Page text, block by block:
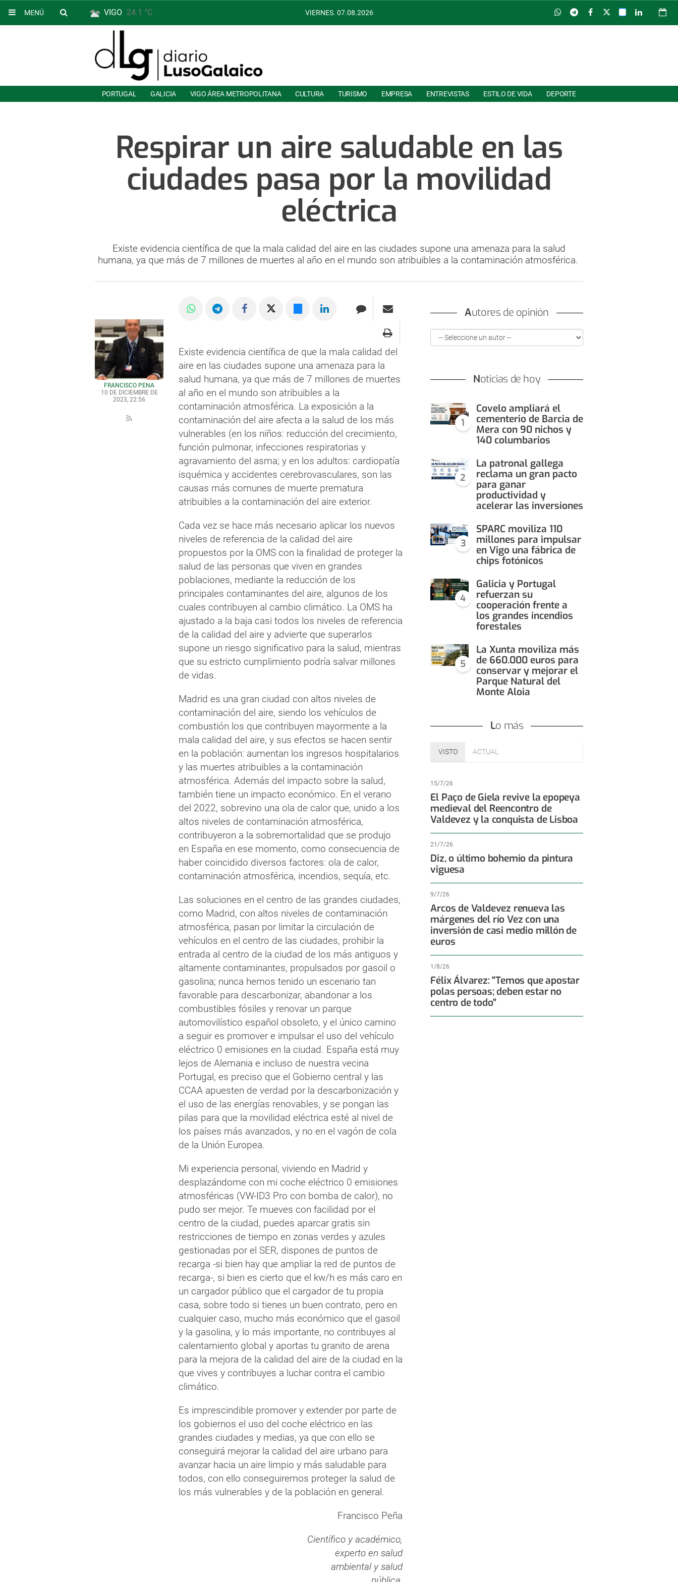
MENÚ VIGO 24.1 °C VIERNES. 07.08.2026
PORTUGAL GALICIA VIGO ÁREA METROPOLITANA CULTURA TURISMO EMPRESA ENTREVISTAS ESTILO DE VIDA DEPORTE
Respirar un aire saludable en las
ciudades pasa por la movilidad
eléctrica
Existe evidencia científica de que la mala calidad del aire en las ciudades supone una amenaza para la salud
humana, ya que más de 7 millones de muertes al año en el mundo son atribuibles a la contaminación atmosférica.
FRANCISCO PEÑA
10 DE DICIEMBRE DE
2023, 22:56
Existe evidencia científica de que la mala calidad del
aire en las ciudades supone una amenaza para la
salud humana, ya que más de 7 millones de muertes
al año en el mundo son atribuibles a la
contaminación atmosférica. La exposición a la
contaminación del aire afecta a la salud de los más
vulnerables (en los niños: reducción del crecimiento,
función pulmonar, infecciones respiratorias y
agravamiento del asma; y en los adultos: cardiopatía
isquémica y accidentes cerebrovasculares, son las
causas más comunes de muerte prematura
atribuibles a la contaminación del aire exterior.
Cada vez se hace más necesario aplicar los nuevos
niveles de referencia de la calidad del aire
propuestos por la OMS con la finalidad de proteger la
salud de las personas que viven en grandes
poblaciones, mediante la reducción de los
principales contaminantes del aire, algunos de los
cuales contribuyen al cambio climático. La OMS ha
ajustado a la baja casi todos los niveles de referencia
de la calidad del aire y advierte que superarlos
supone un riesgo significativo para la salud, mientras
que su estricto cumplimiento podría salvar millones
de vidas.
Madrid es una gran ciudad con altos niveles de
contaminación del aire, siendo los vehículos de
combustión los que contribuyen mayormente a la
mala calidad del aire, y sus efectos se hacen sentir
en la población: aumentan los ingresos hospitalarios
y las muertes atribuibles a la contaminación
atmosférica. Además del impacto sobre la salud,
también tiene un impacto económico. En el verano
del 2022, sobrevino una ola de calor que, unido a los
altos niveles de contaminación atmosférica,
contribuyeron a la sobremortalidad que se produjo
en España en ese momento, como consecuencia de
haber coincidido diversos factores: ola de calor,
contaminación atmosférica, incendios, sequía, etc.
Las soluciones en el centro de las grandes ciudades,
como Madrid, con altos niveles de contaminación
atmosférica, pasan por limitar la circulación de
vehículos en el centro de las ciudades, prohibir la
entrada al centro de la ciudad de los más antiguos y
altamente contaminantes, propulsados por gasoil o
gasolina; nunca hemos tenido un escenario tan
favorable para descarbonizar, abandonar a los
combustibles fósiles y renovar un parque
automovilístico español obsoleto, y el único camino
a seguir es promover e impulsar el uso del vehículo
eléctrico 0 emisiones en la ciudad. España está muy
lejos de Alemania e incluso de nuestra vecina
Portugal, es preciso que el Gobierno central y las
CCAA apuesten de verdad por la descarbonización y
el uso de las energías renovables, y se pongan las
pilas para que la movilidad eléctrica esté al nivel de
los países más avanzados, y no en el vagón de cola
de la Unión Europea.
Mi experiencia personal, viviendo en Madrid y
desplazándome con mi coche eléctrico 0 emisiones
atmosféricas (VW-ID3 Pro con bomba de calor), no
pudo ser mejor. Te mueves con facilidad por el
centro de la ciudad, puedes aparcar gratis sin
restricciones de tiempo en zonas verdes y azules
gestionadas por el SER, dispones de puntos de
recarga -si bien hay que ampliar la red de puntos de
recarga-, si bien es cierto que el kw/h es más caro en
un cargador público que el cargador de tu propia
casa, sobre todo si tienes un buen contrato, pero en
cualquier caso, mucho más económico que el gasoil
y la gasolina, y lo más importante, no contribuyes al
calentamiento global y aportas tu granito de arena
para la mejora de la calidad del aire de la ciudad en la
que vives y contribuyes a luchar contra el cambio
climático.
Es imprescindible promover y extender por parte de
los gobiernos el uso del coche eléctrico en las
grandes ciudades y medias, ya que con ello se
conseguirá mejorar la calidad del aire urbano para
avanzar hacia un aire limpio y más saludable para
todos, con ello conseguiremos proteger la salud de
los más vulnerables y de la población en general.
Francisco Peña
Científico y académico,
experto en salud
ambiental y salud
Autores de opinión
Noticias de hoy
1
Covelo ampliará el
cementerio de Barcia de
Mera con 90 nichos y
140 columbarios
2
La patronal gallega
reclama un gran pacto
para ganar
productividad y
acelerar las inversiones
3
SPARC moviliza 110
millones para impulsar
en Vigo una fábrica de
chips fotónicos
4
Galicia y Portugal
refuerzan su
cooperación frente a
los grandes incendios
forestales
5
La Xunta moviliza más
de 660.000 euros para
conservar y mejorar el
Parque Natural del
Monte Aloia
Lo más
VISTO ACTUAL
15/7/26
El Paço de Giela revive la epopeya
medieval del Reencontro de
Valdevez y la conquista de Lisboa
21/7/26
Diz, o último bohemio da pintura
viguesa
9/7/26
Arcos de Valdevez renueva las
márgenes del río Vez con una
inversión de casi medio millón de
euros
1/8/26
Félix Álvarez: "Temos que apostar
polas persoas; deben estar no
centro de todo"